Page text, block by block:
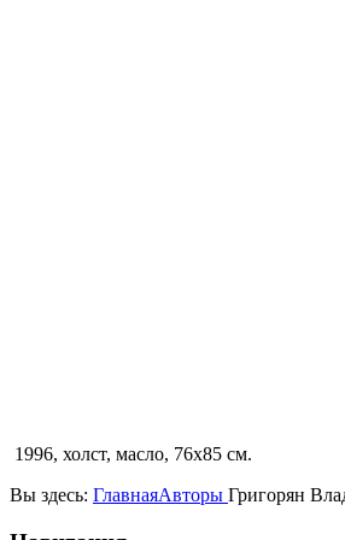
1996, холст, масло, 76х85 см.
Вы здесь: ГлавнаяАвторы Григорян